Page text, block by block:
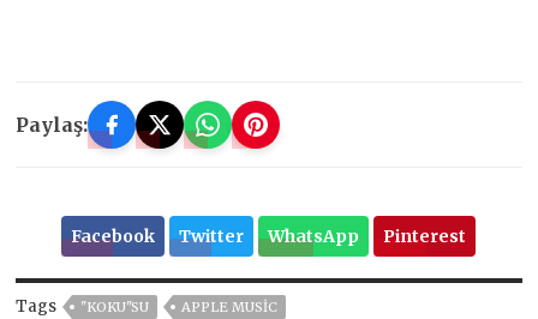
Paylaş:
Facebook Twitter WhatsApp Pinterest
Tags ''KOKU''SU
APPLE MUSIC